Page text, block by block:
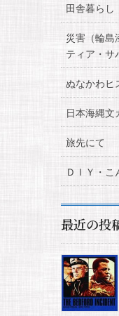
田舎暮らし
災害（輪島
ティア・サ
ぬなかわヒ
日本海縄文
旅先にて
ＤＩＹ・こ
最近の投